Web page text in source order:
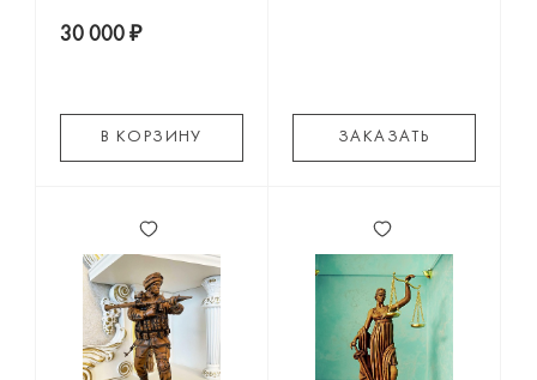
30 000 ₽
В КОРЗИНУ ЗАКАЗАТЬ